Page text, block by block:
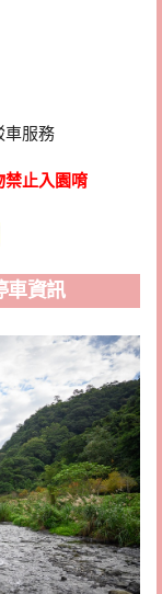
車服務
禁止入園唷
車資訊